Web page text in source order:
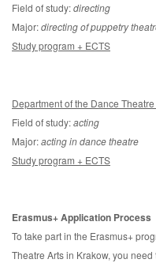
Field of study:directing
Major:directing of puppetry
Study program + ECTS
Department of the Dance
Field of study:acting
Major:acting in dance theatre
Study program + ECTS
Erasmus+ Application Process
To take part in the Erasmus+
Theatre Arts in Krakow, you